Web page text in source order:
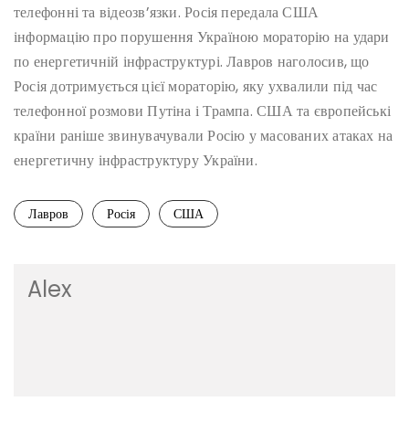
телефонні та відеозв’язки. Росія передала США
інформацію про порушення Україною мораторію на удари
по енергетичній інфраструктурі. Лавров наголосив, що
Росія дотримується цієї мораторію, яку ухвалили під час
телефонної розмови Путіна і Трампа. США та європейські
країни раніше звинувачували Росію у масованих атаках на
енергетичну інфраструктуру України.
Лавров Росія США
Alex